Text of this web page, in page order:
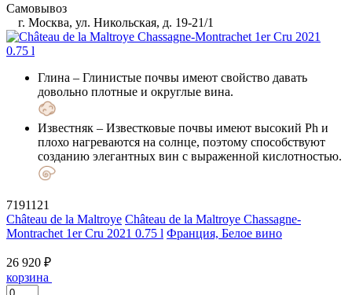
Самовывоз
г. Москва, ул. Никольская, д. 19-21/1
Глина – Глинистые почвы имеют свойство давать
довольно плотные и округлые вина.
Известняк – Известковые почвы имеют высокий Ph и
плохо нагреваются на солнце, поэтому способствуют
созданию элегантных вин с выраженной кислотностью.
7191121
Château de la Maltroye Château de la Maltroye Chassagne-
Montrachet 1er Cru 2021 0.75 l Франция, Белое вино
26 920 ₽
корзина